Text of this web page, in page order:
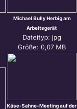
Michael Bully Herbig am
Arbeitsgerät
Dateityp: jpg
Größe: 0,07 MB
Käse-Sahne-Meeting auf der